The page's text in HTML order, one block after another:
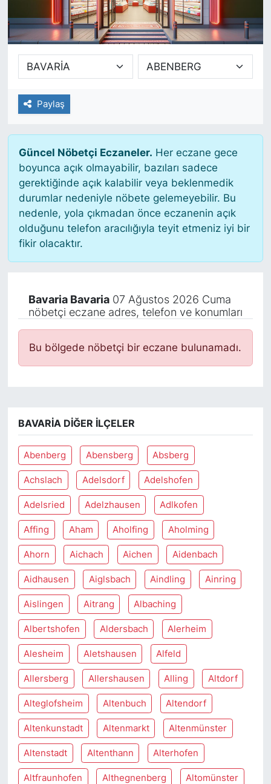
Paylaş
Güncel Nöbetçi Eczaneler. Her eczane gece
boyunca açık olmayabilir, bazıları sadece
gerektiğinde açık kalabilir veya beklenmedik
durumlar nedeniyle nöbete gelemeyebilir. Bu
nedenle, yola çıkmadan önce eczanenin açık
olduğunu telefon aracılığıyla teyit etmeniz iyi bir
fikir olacaktır.
Bavaria Bavaria07 Ağustos 2026 Cuma
nöbetçi eczane adres, telefon ve konumları
Bu bölgede nöbetçi bir eczane bulunamadı.
BAVARIA DIĞER İLÇELER
Abenberg Abensberg Absberg
Achslach Adelsdorf Adelshofen
Adelsried Adelzhausen Adlkofen
Affing Aham Aholfing Aholming
Ahorn Aichach Aichen Aidenbach
Aidhausen Aiglsbach Aindling Ainring
Aislingen Aitrang Albaching
Albertshofen Aldersbach Alerheim
Alesheim Aletshausen Alfeld
Allersberg Allershausen Alling Altdorf
Alteglofsheim Altenbuch Altendorf
Altenkunstadt Altenmarkt Altenmünster
Altenstadt Altenthann Alterhofen
Altfraunhofen Althegnenberg Altomünster
SİYASET
SAĞLIK